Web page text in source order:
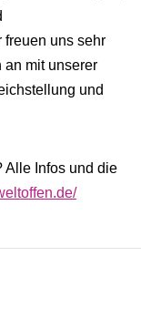
uns sehr
an mit unserer
und
Alle Infos und die